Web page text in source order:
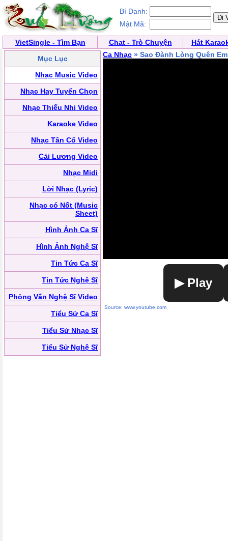
Bí Danh:
Mật Mã:
VietSingle - Tìm Bạn Chat - Trò Chuyện
Hát
Mục Lục
Nhạc Music Video
Nhạc Hay Tuyển Chọn
Nhạc Thiếu Nhi Video
Karaoke Video
Nhạc Tân Cổ Video
Cải Lương Video
Nhạc Midi
Lời Nhạc (Lyric)
Nhạc có Nốt (Music
Sheet)
Hình Ảnh Ca Sĩ
Hình Ảnh Nghệ Sĩ
Tin Tức Ca Sĩ
Tin Tức Nghệ Sĩ
Phỏng Vấn Nghệ Sĩ Video
Tiểu Sử Ca Sĩ
Tiểu Sử Nhạc Sĩ
Tiểu Sử Nghệ Sĩ
Ca Nhạc » Sao Đành Lòng Quên Em
▶ Play
Source: www.youtube.com